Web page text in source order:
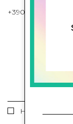
+39081643421 ,
Ho letto ed